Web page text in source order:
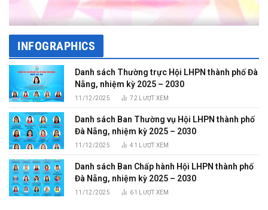
INFOGRAPHICS
Danh sách Thường trực Hội LHPN thành phố Đà
Nẵng, nhiệm kỳ 2025 – 2030
11/12/2025 72 LƯỢT XEM
Danh sách Ban Thường vụ Hội LHPN thành phố
Đà Nẵng, nhiệm kỳ 2025 – 2030
11/12/2025 41 LƯỢT XEM
Danh sách Ban Chấp hành Hội LHPN thành phố
Đà Nẵng, nhiệm kỳ 2025 – 2030
11/12/2025 61 LƯỢT XEM